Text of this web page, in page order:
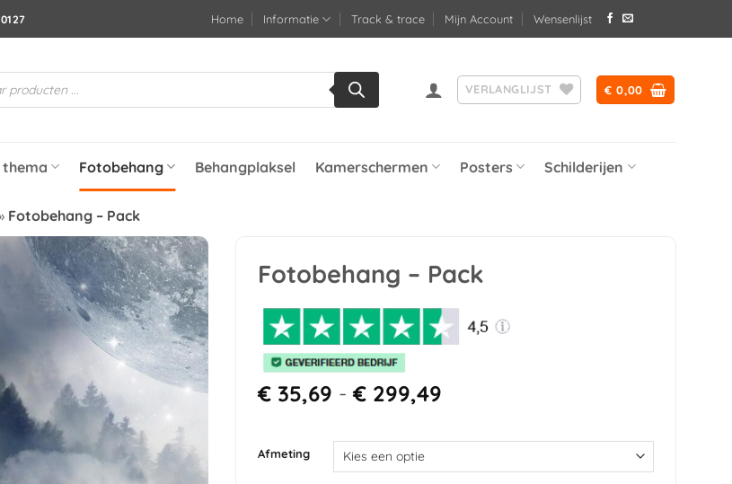
Home Informatie Track & trace Mijn Account Wensenlijst
VERLANGLIJST € 0,00
thema Fotobehang Behangplaksel Kamerschermen Posters Schilderijen
Fotobehang – Pack
Toevoegen
aan
verlanglijst
Fotobehang – Pack
€35,69 - €299,49Prijsklasse:
tot
Afmeting